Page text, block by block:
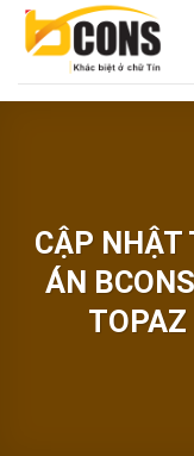
Chuyển
đến
nội
CẬP NHẬT
ÁN